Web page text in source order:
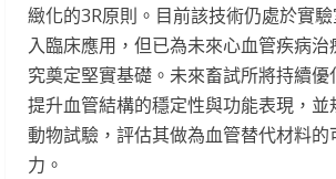
緻化的3R原則。目前該技術仍處於實
入臨床應用，但已為未來心血管疾病
究奠定堅實基礎。未來畜試所將持續優
提升血管結構的穩定性與功能表現，並
動物試驗，評估其做為血管替代材料
力。